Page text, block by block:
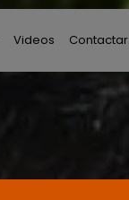
Videos Contactar